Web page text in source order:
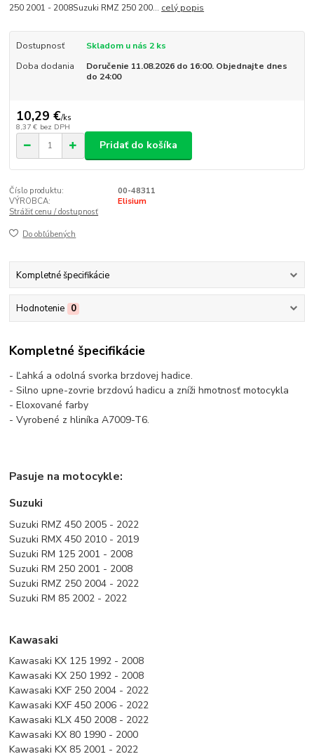
250 2001 - 2008Suzuki RMZ 250 200... celý popis
Dostupnosť
Skladom u nás 2 ks
Doba dodania
Doručenie 11.08.2026 do 16:00. Objednajte dnes
do 24:00
10,29 €/ks
8,37 € bez DPH
Pridať do košíka
Číslo produktu:
00-48311
VÝROBCA:
Elisium
Strážiť cenu / dostupnosť
Do obľúbených
Kompletné špecifikácie
Hodnotenie 0
Kompletné špecifikácie
- Ľahká a odolná svorka brzdovej hadice.
- Silno upne-zovrie brzdovú hadicu a zníži hmotnosť motocykla
- Eloxované farby
- Vyrobené z hliníka A7009-T6.
Pasuje na motocykle:
Suzuki
Suzuki RMZ 450 2005 - 2022
Suzuki RMX 450 2010 - 2019
Suzuki RM 125 2001 - 2008
Suzuki RM 250 2001 - 2008
Suzuki RMZ 250 2004 - 2022
Suzuki RM 85 2002 - 2022
Kawasaki
Kawasaki KX 125 1992 - 2008
Kawasaki KX 250 1992 - 2008
Kawasaki KXF 250 2004 - 2022
Kawasaki KXF 450 2006 - 2022
Kawasaki KLX 450 2008 - 2022
Kawasaki KX 80 1990 - 2000
Kawasaki KX 85 2001 - 2022